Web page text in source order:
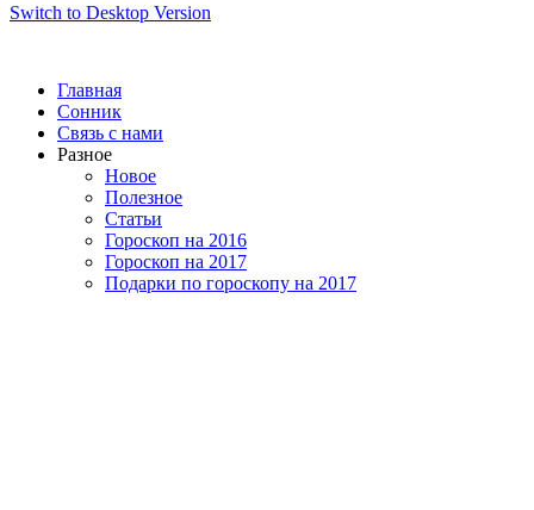
Switch to Desktop Version
Главная
Сонник
Связь с нами
Разное
Новое
Полезное
Статьи
Гороскоп на 2016
Гороскоп на 2017
Подарки по гороскопу на 2017